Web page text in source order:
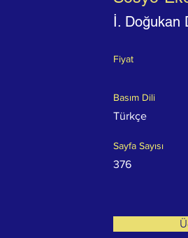
İ. Doğukan
Fiyat
Basım Dili
Türkçe
Sayfa Sayısı
376